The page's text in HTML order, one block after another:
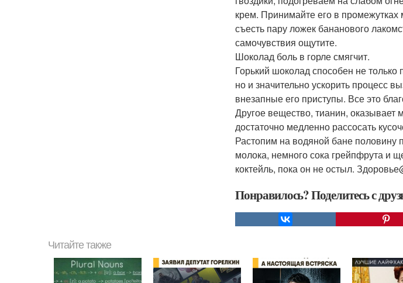
крем. Принимайте его в
съесть пару ложек бананового
самочувствия ощутите.
Шоколад боль в горле смягчит.
Горький шоколад способен не только
но и значительно ускорить процесс
внезапные его приступы. Все это
Другое вещество, тианин, оказывает
достаточно медленно рассосать
Растопим на водяной бане половину
молока, немного сока грейпфрута и
коктейль, пока он не остыл.
Понравилось? Поделитесь с
Читайте также